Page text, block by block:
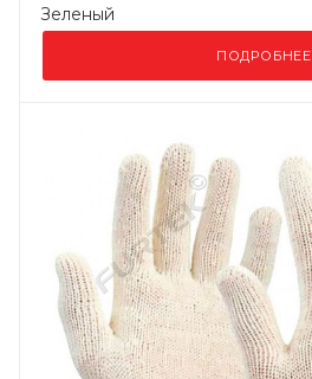
Зеленый
ПОДРОБНЕЕ